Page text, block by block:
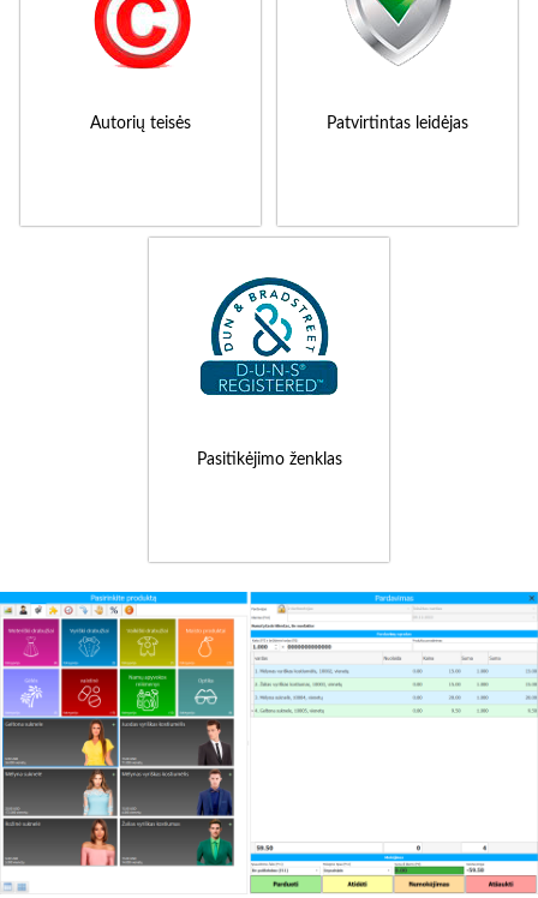
Autorių teisės Patvirtintas leidėjas
Pasitikėjimo ženklas